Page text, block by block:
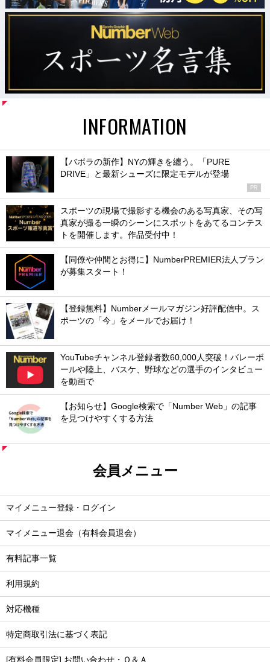
INFORMATION
【バボラの新作】NYの輝きを纏う。「PURE
DRIVE」と最新シューズに限定モデルが登場
PR
スポーツの現場で撮影する機会のある写真家、その写
真家が撮る一瞬のシーンにスポットをあてるコンテス
トを開催します。作品受付中！
【同僚や仲間とお得に】NumberPREMIER法人プラン
が募集スタート！
【登録無料】Numberメールマガジン好評配信中。ス
ポーツの「今」をメールでお届け！
YouTubeチャンネル登録者数60,000人突破！バレーボ
ールや陸上、バスケ、野球などの選手のインタビュー
を動画で
【お知らせ】Google検索で「Number Web」の記事
を見つけやすくする方法
会員メニュー
マイメニュー登録・ログイン
マイメニュー退会（有料会員退会）
有料記事一覧
利用規約
対応機種
特定商取引法に基づく表記
[有料会員限定] お問い合わせ・Ｑ＆Ａ